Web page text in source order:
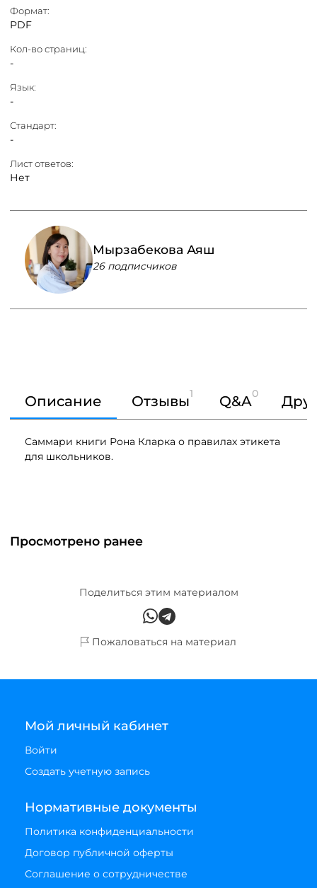
Формат:
PDF
Кол-во страниц:
-
Язык:
-
Стандарт:
-
Лист ответов:
Нет
Мырзабекова Аяш
26 подписчиков
Описание Отзывы1 Q&A0
Саммари книги Рона Кларка о правилах этикета
для школьников.
Просмотрено ранее
Поделиться этим материалом
Пожаловаться на материал
Мой личный кабинет
Войти
Создать учетную запись
Нормативные документы
Политика конфиденциальности
Договор публичной оферты
Соглашение о сотрудничестве